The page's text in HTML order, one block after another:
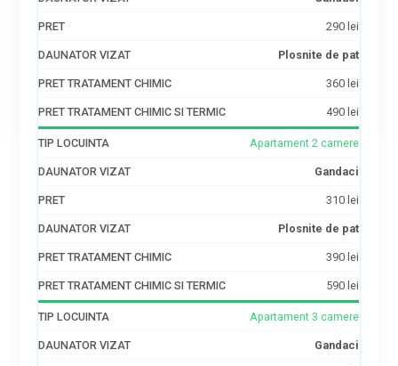
TERMIC
290 lei
Plosnite de pat
360 lei
490 lei
Apartament 2 camere
Gandaci
310 lei
Plosnite de pat
390 lei
590 lei
Apartament 3 camere
Gandaci